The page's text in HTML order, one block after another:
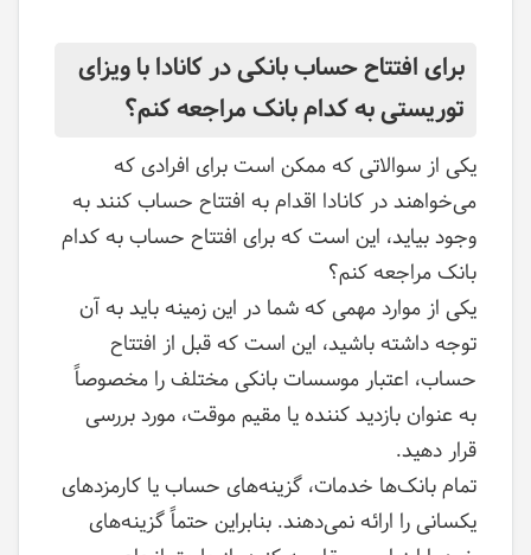
برای افتتاح حساب بانکی در کانادا با ویزای
توریستی به کدام بانک مراجعه کنم؟
یکی از سوالاتی که ممکن است برای افرادی که
می‌خواهند در کانادا اقدام به افتتاح حساب کنند به
وجود بیاید، این است که برای افتتاح حساب به کدام
بانک مراجعه کنم؟
یکی از موارد مهمی که شما در این زمینه باید به آن
توجه داشته باشید، این است که قبل از افتتاح
حساب، اعتبار موسسات بانکی مختلف را مخصوصاً
به عنوان بازدید کننده یا مقیم موقت، مورد بررسی
قرار دهید.
تمام بانک‌ها خدمات، گزینه‌های حساب یا کارمزدهای
یکسانی را ارائه نمی‌دهند. بنابراین حتماً گزینه‌های